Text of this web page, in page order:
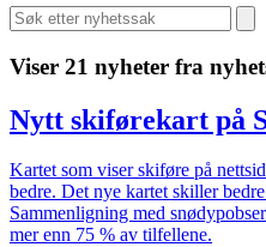
Viser 21 nyheter fra
Nytt skiførekart på
Kartet som viser skiføre på
bedre. Det nye kartet skiller
Sammenligning med
mer enn 75 % av tilfellene.